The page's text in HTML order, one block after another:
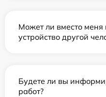
Может ли вместо меня
устройство другой
Будете ли вы
работ?